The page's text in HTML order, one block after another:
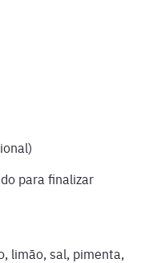
para finalizar
limão, sal, pimenta,